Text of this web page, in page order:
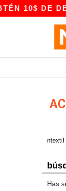
DE
ntextil
Has